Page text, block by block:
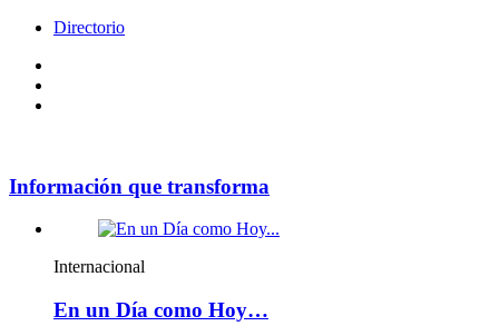
Directorio
Información que transforma
Internacional
En un Día como Hoy…